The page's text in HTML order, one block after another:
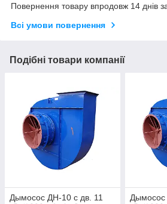
Повернення товару впродовж 14 днів
Всі умови повернення
Подібні товари компанії
Дымосос ДН-10 с дв. 11
Дымосос